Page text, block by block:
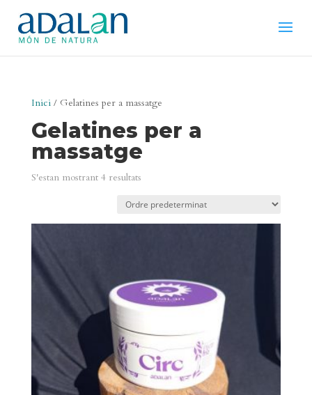
Inici/ Gelatines per a massatge
Gelatines per a
massatge
S'estan mostrant 4 resultats